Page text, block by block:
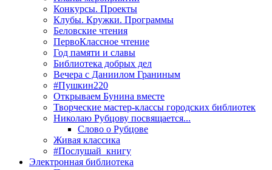
Конкурсы. Проекты
Клубы. Кружки. Программы
Беловские чтения
ПервоКлассное чтение
Год памяти и славы
Библиотека добрых дел
Вечера с Даниилом Граниным
#Пушкин220
Открываем Бунина вместе
Творческие мастер-классы городских библиотек
Николаю Рубцову посвящается...
Слово о Рубцове
Живая классика
#Послушай_книгу
Электронная библиотека